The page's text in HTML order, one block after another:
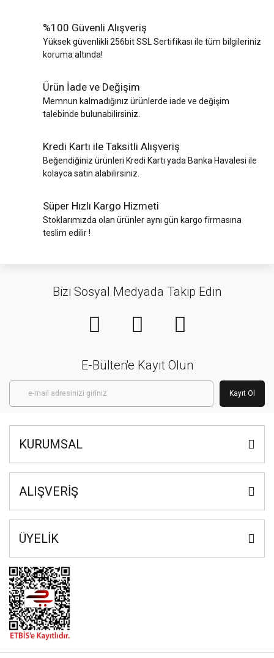
%100 Güvenli Alışveriş
Yüksek güvenlikli 256bit SSL Sertifikası ile tüm bilgileriniz
koruma altında!
Ürün İade ve Değişim
Memnun kalmadığınız ürünlerde iade ve değişim
talebinde bulunabilirsiniz.
Kredi Kartı ile Taksitli Alışveriş
Beğendiğiniz ürünleri Kredi Kartı yada Banka Havalesi ile
kolayca satın alabilirsiniz.
Süper Hızlı Kargo Hizmeti
Stoklarımızda olan ürünler aynı gün kargo firmasına
teslim edilir !
Bizi Sosyal Medyada Takip Edin
E-Bülten'e Kayıt Olun
Kayıt Ol
KURUMSAL
ALIŞVERİŞ
ÜYELİK